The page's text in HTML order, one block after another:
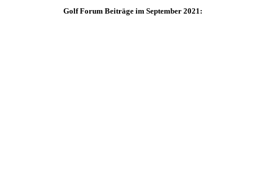
Golf Forum Beiträge im September 2021: